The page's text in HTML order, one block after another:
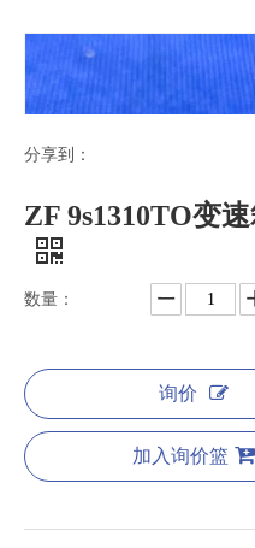
分享到：
ZF 9s1310TO变
数量：
询价
加入询价篮